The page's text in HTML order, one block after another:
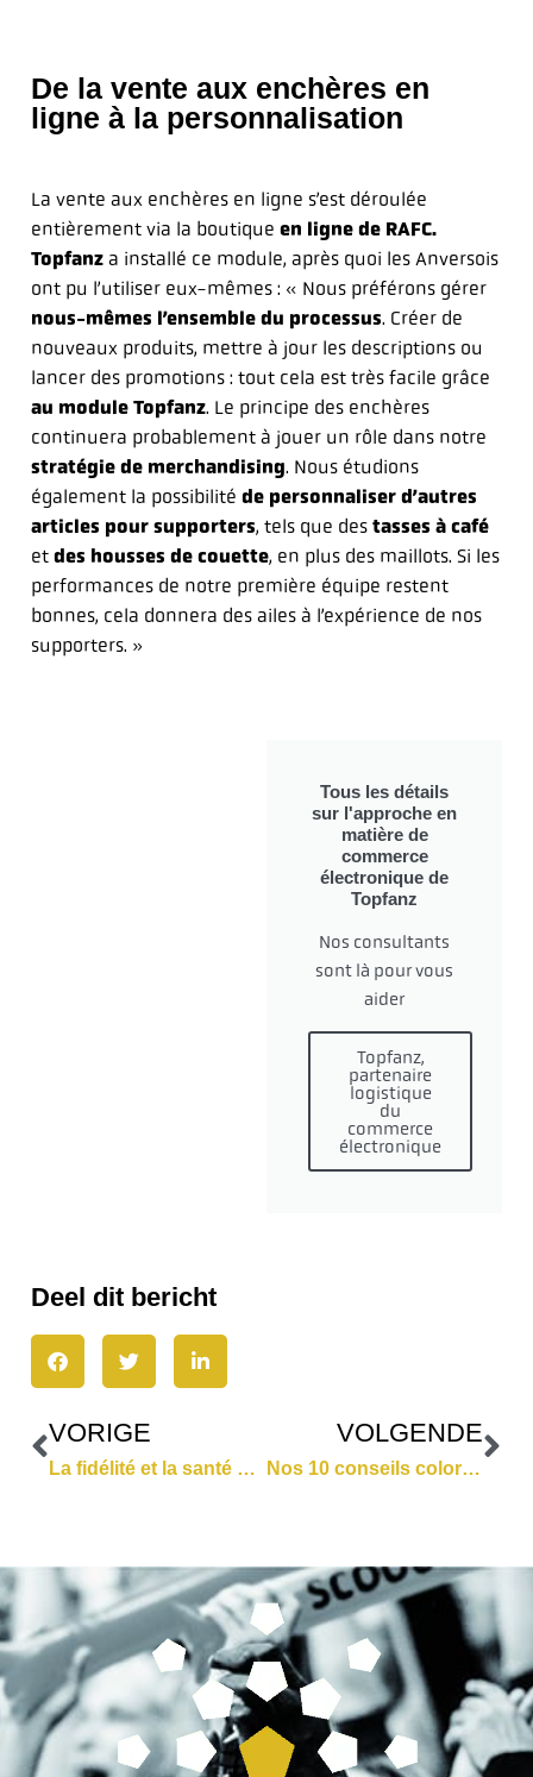
De la vente aux enchères en
ligne à la personnalisation
La vente aux enchères en ligne s’est déroulée
entièrement via la boutique en ligne de RAFC.
Topfanza installé ce module, après quoi les Anversois
ont pu l’utiliser eux-mêmes : « Nous préférons gérer
nous-mêmes l’ensemble du processus. Créer de
nouveaux produits, mettre à jour les descriptions ou
lancer des promotions : tout cela est très facile grâce
au module Topfanz. Le principe des enchères
continuera probablement à jouer un rôle dans notre
stratégie de merchandising. Nous étudions
également la possibilité de personnaliser d’autres
articles pour supporters, tels que destasses à café
etdes housses de couette, en plus des maillots. Si les
performances de notre première équipe restent
bonnes, cela donnera des ailes à l’expérience de nos
supporters. »
Tous les détails
sur l'approche en
matière de
commerce
électronique de
Topfanz
Nos consultants
sont là pour vous
aider
Topfanz,
partenaire
logistique
du
commerce
électronique
Deel dit bericht
VORIGE
La fidélité et la santé des supporters offrent des opportunités supplémentaire aux fans
VOLGENDE
Nos 10 conseils colorés pour un Black Friday réussi